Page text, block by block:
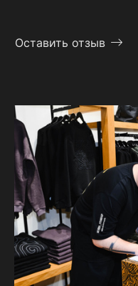
Оставить отзыв